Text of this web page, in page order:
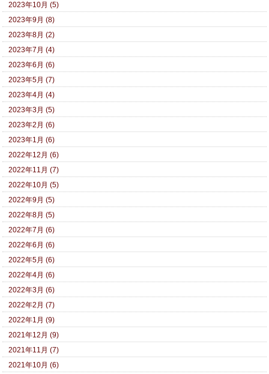
2023年10月 (5)
2023年9月 (8)
2023年8月 (2)
2023年7月 (4)
2023年6月 (6)
2023年5月 (7)
2023年4月 (4)
2023年3月 (5)
2023年2月 (6)
2023年1月 (6)
2022年12月 (6)
2022年11月 (7)
2022年10月 (5)
2022年9月 (5)
2022年8月 (5)
2022年7月 (6)
2022年6月 (6)
2022年5月 (6)
2022年4月 (6)
2022年3月 (6)
2022年2月 (7)
2022年1月 (9)
2021年12月 (9)
2021年11月 (7)
2021年10月 (6)